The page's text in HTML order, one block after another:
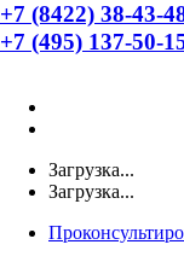
+7 (8422) 38-43-
+7 (495) 137-50-
Загрузка...
Загрузка...